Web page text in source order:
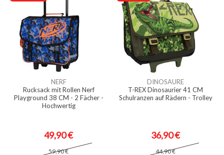
NERF
Rucksack mit Rollen Nerf
Playground 38 CM - 2 Fächer -
Hochwertig
49,90 €
59,90 €
DINOSAURE
T-REX Dinosaurier 41 CM
Schulranzen auf Rädern - Trolley
36,90 €
44,90 €